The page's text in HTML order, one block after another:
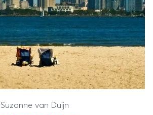
Suzanne van Duijn